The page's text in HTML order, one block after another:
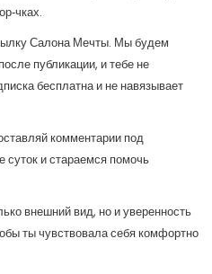
Салона Мечты. Мы будем
публикации, и тебе не
бесплатна и не навязывает
комментарии под
суток и стараемся помочь
внешний вид, но и уверенность
ты чувствовала себя комфортно